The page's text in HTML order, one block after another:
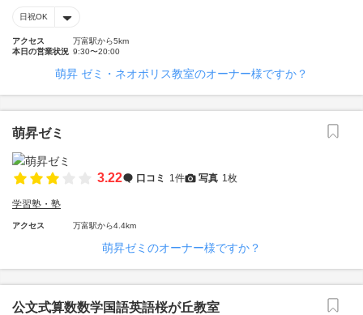
日祝OK
アクセス
万富駅から5km
本日の営業状況 9:30〜20:00
萌昇 ゼミ・ネオポリス教室のオーナー様ですか？
萌昇ゼミ
3.22 口コミ 1件 写真 1枚
学習塾・塾
アクセス 万富駅から4.4km
萌昇ゼミのオーナー様ですか？
公文式算数数学国語英語桜が丘教室